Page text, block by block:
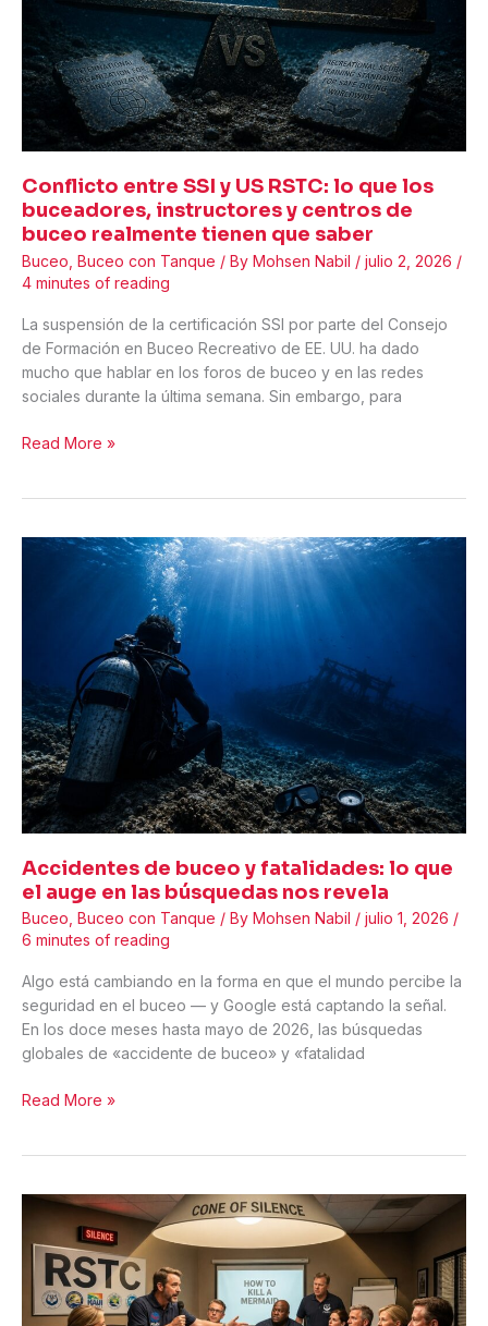
ético
de
una
profesión
Conflicto entre SSI y US RSTC: lo que los
buceadores, instructores y centros de
buceo realmente tienen que saber
Buceo Buceo con Tanque / By Mohsen Nabil / julio 2, 2026 /
4 minutes of reading
La suspensión de la certificación SSI por parte del Consejo
de Formación en Buceo Recreativo de EE. UU. ha dado
mucho que hablar en los foros de buceo y en las redes
sociales durante la última semana. Sin embargo, para
Conflicto
US
buceadores,
instructores
y
centros
de
buceo
realmente
tienen
saber
Read More »
Accidentes de buceo y fatalidades: lo que
el auge en las búsquedas nos revela
Buceo, Buceo con Tanque / By Mohsen Nabil / julio 1, 2026 /
6 minutes of reading
Algo está cambiando en la forma en que el mundo percibe la
seguridad en el buceo — y Google está captando la señal.
En los doce meses hasta mayo de 2026, las búsquedas
globales de «accidente de buceo» y «fatalidad
Accidentes
fatalidades:
que
auge
en
Read More »